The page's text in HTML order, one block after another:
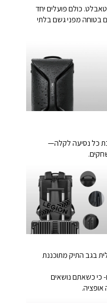
כולם פועלים יחד
בטוחה מפני גשם בלתי
כל נסיעה לקלה—
בגב התיק מתוכננת
כי כשאתם נושאים
אופציה.